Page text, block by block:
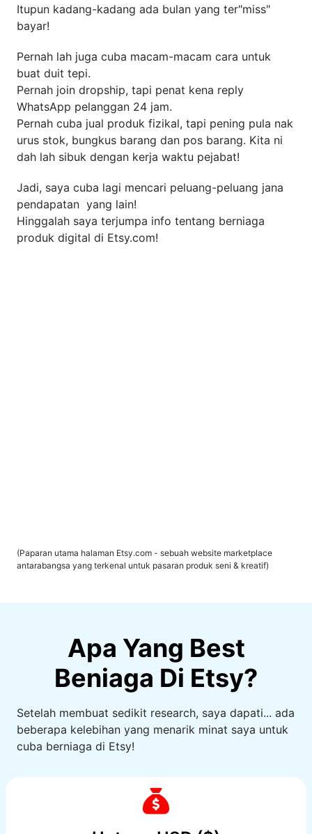
Itupun kadang-kadang ada bulan yang ter"miss"
bayar!
Pernah lah juga cuba macam-macam cara untuk
buat duit tepi.
Pernah join dropship, tapi penat kena reply
WhatsApp pelanggan 24 jam.
Pernah cuba jual produk fizikal, tapi pening pula nak
urus stok, bungkus barang dan pos barang. Kita ni
dah lah sibuk dengan kerja waktu pejabat!
Jadi, saya cuba lagi mencari peluang-peluang jana
pendapatan yang lain!
Hinggalah saya terjumpa info tentang berniaga
produk digital di Etsy.com!
(Paparan utama halaman Etsy.com - sebuah website marketplace
antarabangsa yang terkenal untuk pasaran produk seni & kreatif)
Apa Yang Best
Beniaga Di Etsy?
Setelah membuat sedikit research, saya dapati... ada
beberapa kelebihan yang menarik minat saya untuk
cuba berniaga di Etsy!